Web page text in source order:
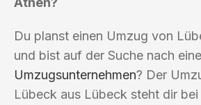
Du planst einen Umzug von
und bist auf der Suche nach
Umzugsunternehmen? Der
Lübeck aus Lübeck steht dir bei